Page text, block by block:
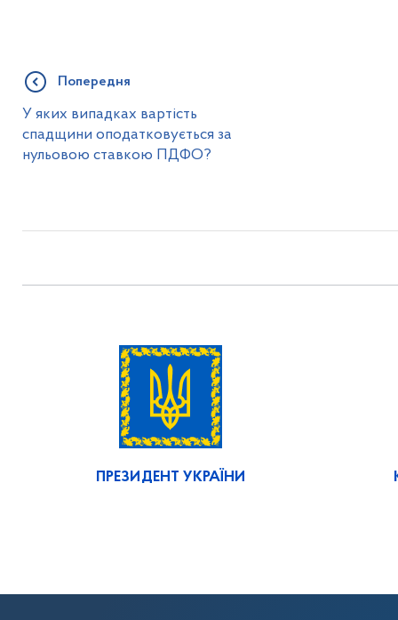
Попередня
У яких випадках вартість
спадщини оподатковується за
нульовою ставкою ПДФО?
ПРЕЗИДЕНТ УКРАЇНИ